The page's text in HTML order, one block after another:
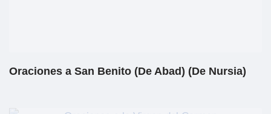
Oraciones a San Benito (De Abad) (De Nursia)